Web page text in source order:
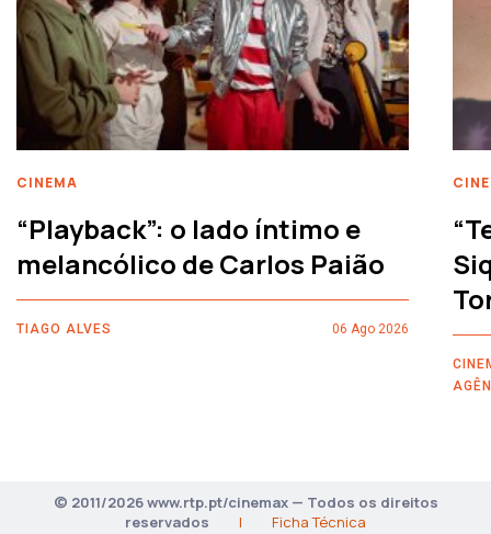
CINEMA
“Playback”: o lado íntimo e
melancólico de Carlos Paião
TIAGO ALVES 06 Ago 2026
© 2011/2026 www.rtp.pt/cinemax — Todos os direitos
reservados
| Ficha Técnica